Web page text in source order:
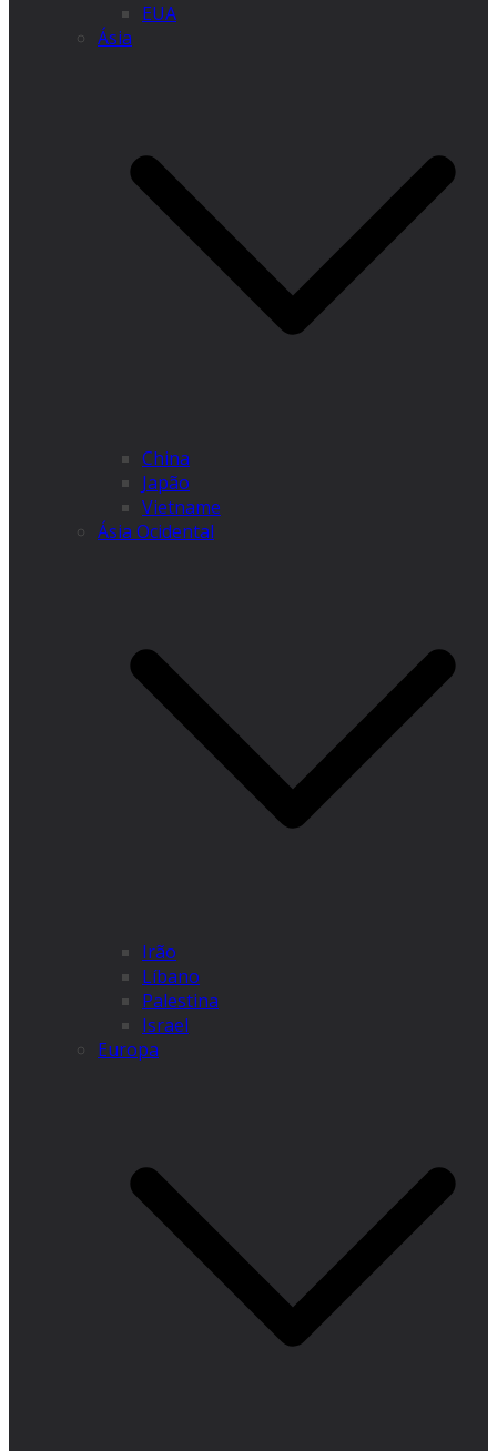
EUA
Ásia
China
Japão
Vietname
Ásia Ocidental
Irão
Líbano
Palestina
Israel
Europa